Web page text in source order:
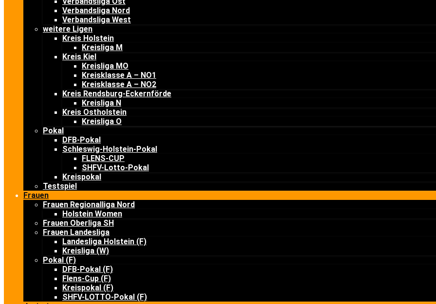
Verbandsliga Nord
Verbandsliga West
weitere Ligen
Kreis Holstein
Kreisliga M
Kreis Kiel
Kreisliga MO
Kreisklasse A – NO1
Kreisklasse A – NO2
Kreis Rendsburg-Eckernförde
Kreisliga N
Kreis Ostholstein
Kreisliga O
Pokal
DFB-Pokal
Schleswig-Holstein-Pokal
FLENS-CUP
SHFV-Lotto-Pokal
Kreispokal
Testspiel
Frauen
Frauen Regionalliga Nord
Holstein Women
Frauen Oberliga SH
Frauen Landesliga
Landesliga Holstein (F)
Kreisliga (W)
Pokal (F)
DFB-Pokal (F)
Flens-Cup (F)
Kreispokal (F)
SHFV-LOTTO-Pokal (F)